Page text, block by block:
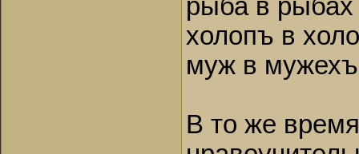
рыба в рыбах
холопъ в
муж в
В то же